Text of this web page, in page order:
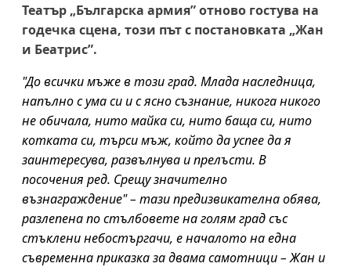
Театър „Българска армия”отново гостува на
годечка сцена, този път с постановката „Жан
и Беатрис”.
"До всички мъже в този град. Млада наследница,
напълно с ума си и с ясно съзнание, никога никого
не обичала, нито майка си, нито баща си, нито
котката си, търси мъж, който да успее да я
заинтересува, развълнува и прелъсти. В
посочения ред. Срещу значително
възнаграждение" – тази предизвикателна обява,
разлепена по стълбовете на голям град със
стъклени небостъргачи, е началото на една
съвременна приказка за двама самотници – Жан и